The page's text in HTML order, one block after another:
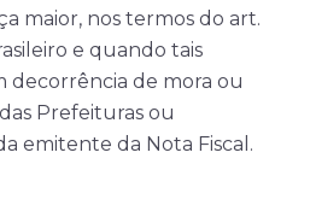
maior, nos termos do art.
e quando tais
decorrência de mora ou
Prefeituras ou
emitente da Nota Fiscal.